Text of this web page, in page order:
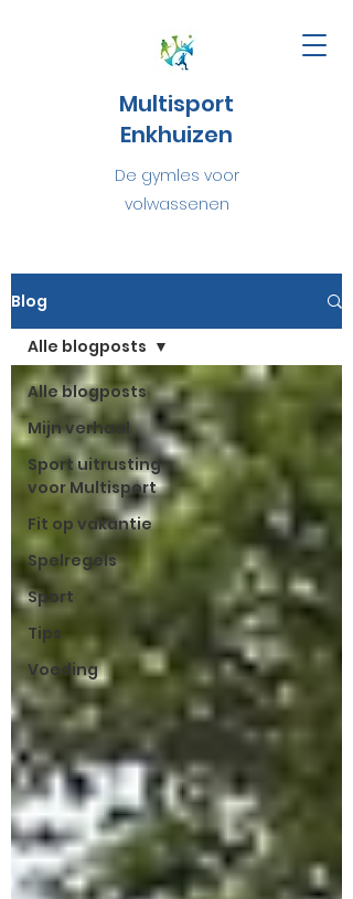
Multisport
Enkhuizen
De gymles voor
volwassenen
Blog
Alle blogposts
Mijn verhaal
Sport uitrusting
voor Multisport
Fit op vakantie
Spelregels
Sport
Tips
Voeding
Alle blogposts